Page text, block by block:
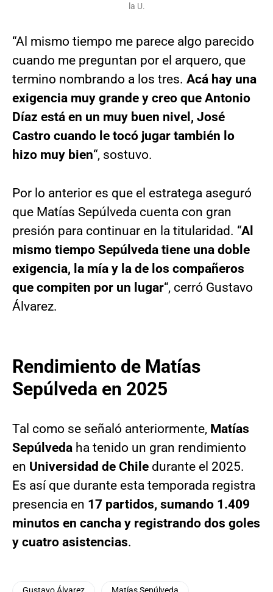
la U.
“Al mismo tiempo me parece algo parecido
cuando me preguntan por el arquero, que
termino nombrando a los tres. Acá hay una
exigencia muy grande y creo que Antonio
Díaz está en un muy buen nivel, José
Castro cuando le tocó jugar también lo
hizo muy bien“, sostuvo.
Por lo anterior es que el estratega aseguró
que Matías Sepúlveda cuenta con gran
presión para continuar en la titularidad. “Al
mismo tiempo Sepúlveda tiene una doble
exigencia, la mía y la de los compañeros
que compiten por un lugar“, cerró Gustavo
Álvarez.
Rendimiento de Matías
Sepúlveda en 2025
Tal como se señaló anteriormente, Matías
Sepúlveda ha tenido un gran rendimiento
en Universidad de Chile durante el 2025.
Es así que durante esta temporada registra
presencia en 17 partidos, sumando 1.409
minutos en cancha y registrando dos goles
y cuatro asistencias.